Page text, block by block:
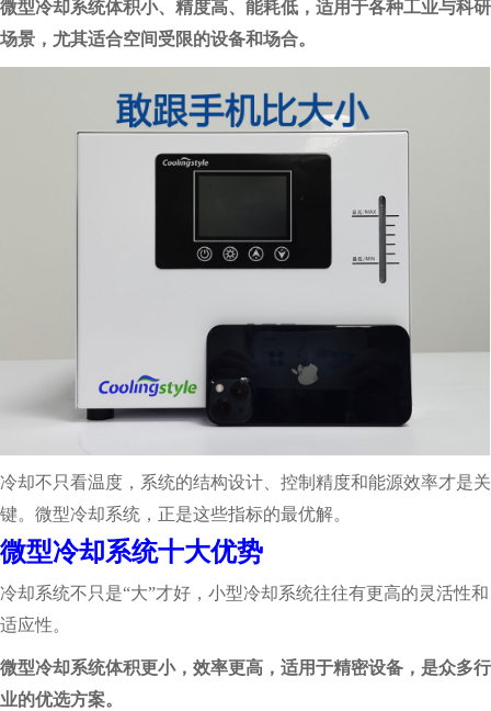
微型冷却系统体积小、精度高、能耗低，适用于各种工业与科研
场景，尤其适合空间受限的设备和场合。
冷却不只看温度，系统的结构设计、控制精度和能源效率才是关
键。微型冷却系统，正是这些指标的最优解。
微型冷却系统十大优势
冷却系统不只是“大”才好，小型冷却系统往往有更高的灵活性和
适应性。
微型冷却系统体积更小，效率更高，适用于精密设备，是众多行
业的优选方案。